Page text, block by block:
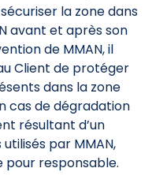
la zone dans
avant et après son
de MMAN, il
Client de protéger
dans la zone
cas de dégradation
résultant d’un
par MMAN,
pour responsable.